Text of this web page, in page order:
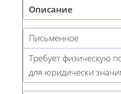
Описание
Письменное
Требует физическую
для юридически